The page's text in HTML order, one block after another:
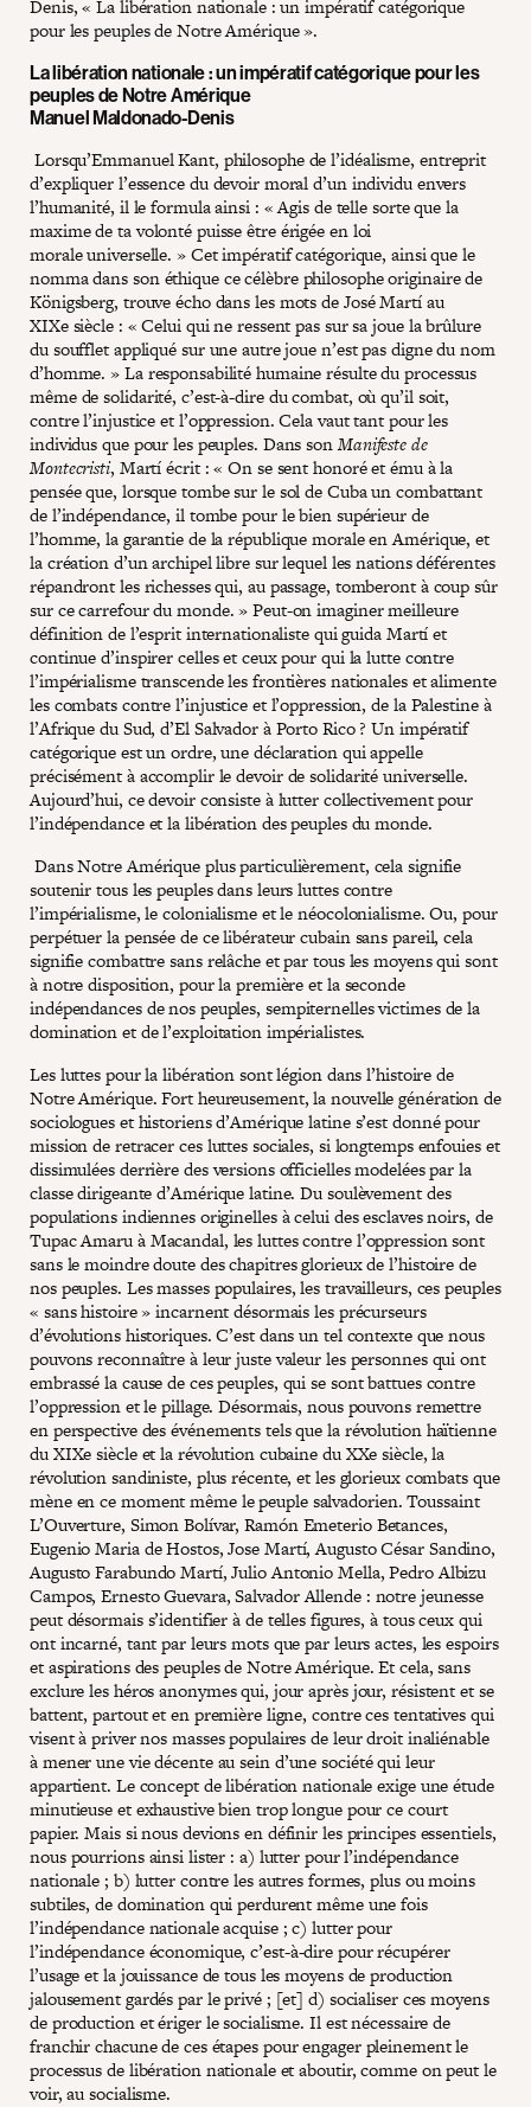
Denis, « La libération nationale : un impératif catégorique
pour les peuples de Notre Amérique ».
La libération nationale : un impératif catégorique pour les
peuples de Notre Amérique
Manuel Maldonado-Denis
Lorsqu’Emmanuel Kant, philosophe de l’idéalisme, entreprit
d’expliquer l’essence du devoir moral d’un individu envers
l’humanité, il le formula ainsi : « Agis de telle sorte que la
maxime de ta volonté puisse être érigée en loi
morale universelle. » Cet impératif catégorique, ainsi que le
nomma dans son éthique ce célèbre philosophe originaire de
Königsberg, trouve écho dans les mots de José Martí au
XIXe siècle : « Celui qui ne ressent pas sur sa joue la brûlure
du soufflet appliqué sur une autre joue n’est pas digne du nom
d’homme. » La responsabilité humaine résulte du processus
même de solidarité, c’est-à-dire du combat, où qu’il soit,
contre l’injustice et l’oppression. Cela vaut tant pour les
individus que pour les peuples. Dans sonManifeste de
Montecristi, Martí écrit : « On se sent honoré et ému à la
pensée que, lorsque tombe sur le sol de Cuba un combattant
de l’indépendance, il tombe pour le bien supérieur de
l’homme, la garantie de la république morale en Amérique, et
la création d’un archipel libre sur lequel les nations déférentes
répandront les richesses qui, au passage, tomberont à coup sûr
sur ce carrefour du monde. » Peut-on imaginer meilleure
définition de l’esprit internationaliste qui guida Martí et
continue d’inspirer celles et ceux pour qui la lutte contre
l’impérialisme transcende les frontières nationales et alimente
les combats contre l’injustice et l’oppression, de la Palestine à
l’Afrique du Sud, d’El Salvador à Porto Rico ? Un impératif
catégorique est un ordre, une déclaration qui appelle
précisément à accomplir le devoir de solidarité universelle.
Aujourd’hui, ce devoir consiste à lutter collectivement pour
l’indépendance et la libération des peuples du monde.
Dans Notre Amérique plus particulièrement, cela signifie
soutenir tous les peuples dans leurs luttes contre
l’impérialisme, le colonialisme et le néocolonialisme. Ou, pour
perpétuer la pensée de ce libérateur cubain sans pareil, cela
signifie combattre sans relâche et par tous les moyens qui sont
à notre disposition, pour la première et la seconde
indépendances de nos peuples, sempiternelles victimes de la
domination et de l’exploitation impérialistes.
Les luttes pour la libération sont légion dans l’histoire de
Notre Amérique. Fort heureusement, la nouvelle génération de
sociologues et historiens d’Amérique latine s’est donné pour
mission de retracer ces luttes sociales, si longtemps enfouies et
dissimulées derrière des versions officielles modelées par la
classe dirigeante d’Amérique latine. Du soulèvement des
populations indiennes originelles à celui des esclaves noirs, de
Tupac Amaru à Macandal, les luttes contre l’oppression sont
sans le moindre doute des chapitres glorieux de l’histoire de
nos peuples. Les masses populaires, les travailleurs, ces peuples
« sans histoire » incarnent désormais les précurseurs
d’évolutions historiques. C’est dans un tel contexte que nous
pouvons reconnaître à leur juste valeur les personnes qui ont
embrassé la cause de ces peuples, qui se sont battues contre
l’oppression et le pillage. Désormais, nous pouvons remettre
en perspective des événements tels que la révolution haïtienne
du XIXe siècle et la révolution cubaine du XXe siècle, la
révolution sandiniste, plus récente, et les glorieux combats que
mène en ce moment même le peuple salvadorien. Toussaint
L’Ouverture, Simon Bolívar, Ramón Emeterio Betances,
Eugenio Maria de Hostos, Jose Martí, Augusto César Sandino,
Augusto Farabundo Martí, Julio Antonio Mella, Pedro Albizu
Campos, Ernesto Guevara, Salvador Allende : notre jeunesse
peut désormais s’identifier à de telles figures, à tous ceux qui
ont incarné, tant par leurs mots que par leurs actes, les espoirs
et aspirations des peuples de Notre Amérique. Et cela, sans
exclure les héros anonymes qui, jour après jour, résistent et se
battent, partout et en première ligne, contre ces tentatives qui
visent à priver nos masses populaires de leur droit inaliénable
à mener une vie décente au sein d’une société qui leur
appartient. Le concept de libération nationale exige une étude
minutieuse et exhaustive bien trop longue pour ce court
papier. Mais si nous devions en définir les principes essentiels,
nous pourrions ainsi lister : a) lutter pour l’indépendance
nationale ; b) lutter contre les autres formes, plus ou moins
subtiles, de domination qui perdurent même une fois
l’indépendance nationale acquise ; c) lutter pour
l’indépendance économique, c’est-à-dire pour récupérer
l’usage et la jouissance de tous les moyens de production
jalousement gardés par le privé ; [et] d) socialiser ces moyens
de production et ériger le socialisme. Il est nécessaire de
franchir chacune de ces étapes pour engager pleinement le
processus de libération nationale et aboutir, comme on peut le
voir, au socialisme.